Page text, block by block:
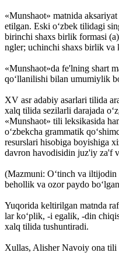
«Munshaot» matnida
etilgan. Eski o‘zbek tilidagi
birinchi shaxs birlik formasi
ngler; uchinchi shaxs birlik va
«Munshaot»da fe'lning shart
qo‘llanilishi bilan umumiylik
XV asr adabiy asarlari tilida
xalq tilida sezilarli darajada
«Munshaot» tili leksikasida
o‘zbekcha grammatik
resurslari hisobiga boyishiga
davron havodisidin juz'iy za'f
(Mazmuni: O‘tinch va iltijodin
behollik va ozor paydo
Yuqorida keltirilgan matnda
lar ko‘plik, -i egalik, -din
xalq tilida tushuntiradi.
Xullas, Alisher Navoiy ona tili